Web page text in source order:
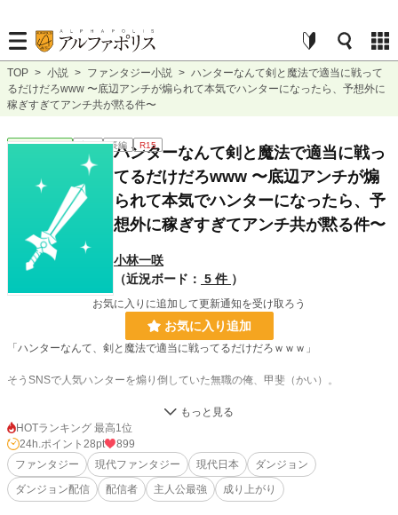
TOP > 小説 > ファンタジー小説 > ハンターなんて剣と魔法で適当に戦って
るだけだろwww 〜底辺アンチが煽られて本気でハンターになったら、予想外に
稼ぎすぎてアンチ共が黙る件〜
ファンタジー 完結 長編 R15
ハンターなんて剣と魔法で適当に戦っ
てるだけだろwww 〜底辺アンチが煽
られて本気でハンターになったら、予
想外に稼ぎすぎてアンチ共が黙る件〜
小林一咲
（近況ボード： 5 件 ）
お気に入りに追加して更新通知を受け取ろう
お気に入り追加
「ハンターなんて、剣と魔法で適当に戦ってるだけだろｗｗｗ」
そうSNSで人気ハンターを煽り倒していた無職の俺、甲斐（かい）。
だがある日、Sランクハンターのレオンに配信で逆煽りされ、勢いだけでハンタ
ー登録する羽目になってしまう。
装備はレンタル、貯金は残り一万。
初戦のゴブリン相手に死にかけ、ネット上では「伝説の3秒君」「口だけアンチ
の末路ｗ」と大炎上。
HOTランキング 最高1位
24h.ポイント 28pt
899
ファンタジー
現代ファンタジー 現代日本
ダンジョン
ダンジョン配信
配信者 主人公最強 成り上がり